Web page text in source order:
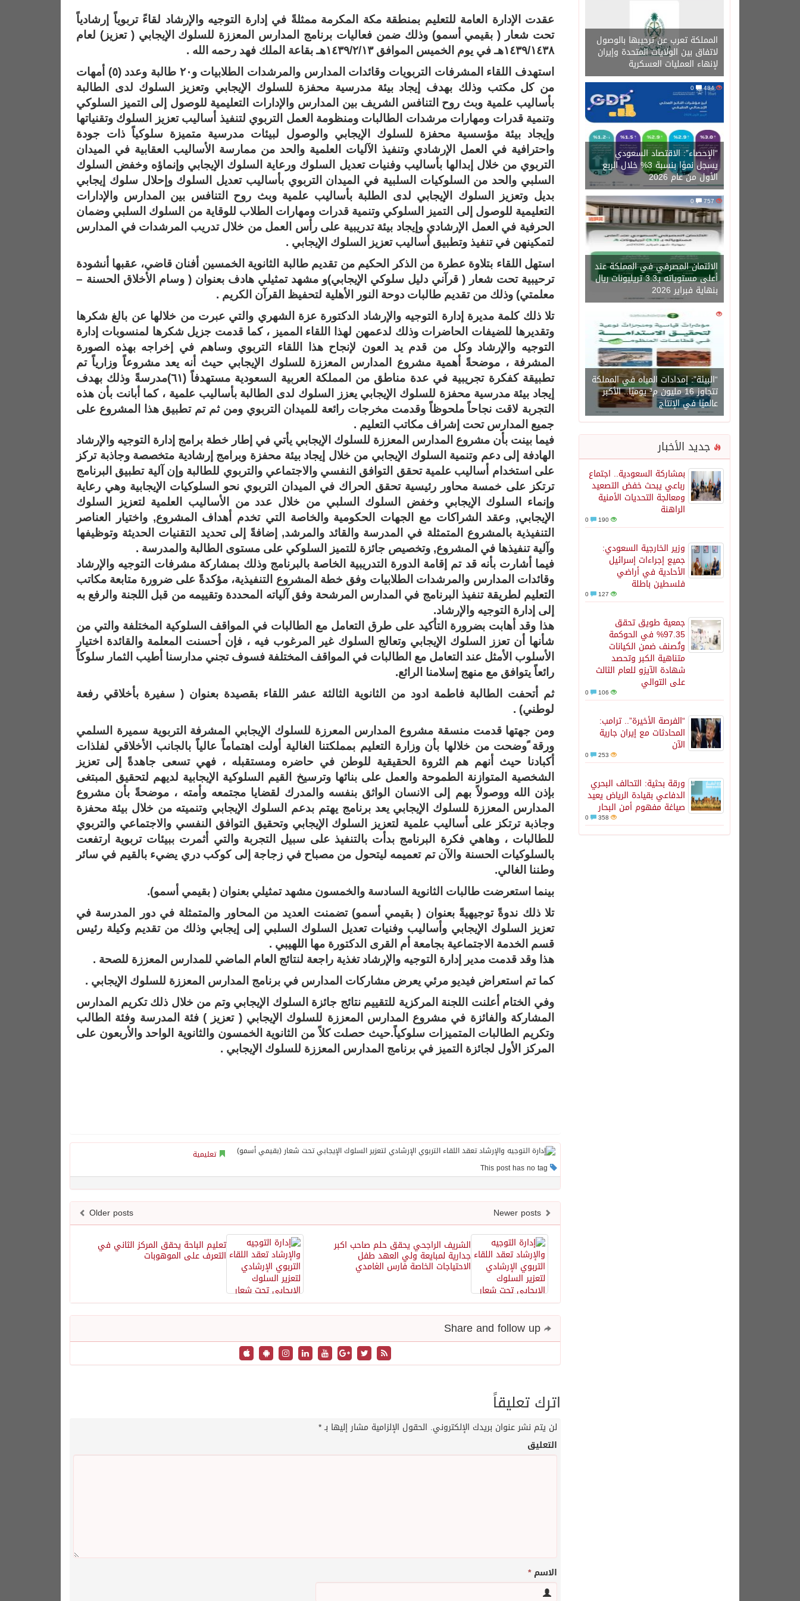
المملكة تعرب عن ترحيبها بالوصول
لاتفاق بين الولايات المتحدة وإيران
لإنهاء العمليات العسكرية
484
“الإحصاء”: الاقتصاد السعودي
يسجل نموًا بنسبة 3% خلال الربع
الأول من عام 2026
757
0
الائتمان المصرفي في المملكة عند
أعلى مستوياته بـ3.3 تريليونات ريال
بنهاية فبراير 2026
1450
“البيئة”: إمدادات المياه في المملكة
تتجاوز 16 مليون م³ يوميًا.. الأكبر
عالميًا في الإنتاج
جديد الأخبار
بمشاركة السعودية.. اجتماع
رباعي يبحث خفض التصعيد
ومعالجة التحديات الأمنية
الراهنة
190
وزير الخارجية السعودي:
جميع إجراءات إسرائيل
الأحادية في أراضي
فلسطين باطلة
127
جمعية طويق تحقق
97.35% في الحوكمة
وتُصنف ضمن الكيانات
متناهية الكبر وتحصد
شهادة الآيزو للعام الثالث
على التوالي
106
“الفرصة الأخيرة”.. ترامب:
المحادثات مع إيران جارية
الآن
253
ورقة بحثية: التحالف البحري
الدفاعي بقيادة الرياض يعيد
صياغة مفهوم أمن البحار
358
عقدت الإدارة العامة للتعليم بمنطقة مكة المكرمة ممثلةً في إدارة التوجيه والإرشاد لقاءً تربوياً إرشادياً
تحت شعار ( بقيمي أسمو) وذلك ضمن فعاليات برنامج المدارس المعززة للسلوك الإيجابي ( تعزيز) لعام
١٤٣٩/١٤٣٨هـ في يوم الخميس الموافق ١٤٣٩/٢/١٣هـ بقاعة الملك فهد رحمه الله .
استهدف اللقاء المشرفات التربويات وقائدات المدارس والمرشدات الطلابيات و٢٠ طالبة وعدد (٥) أمهات
من كل مكتب وذلك بهدف إيجاد بيئة مدرسية محفزة للسلوك الإيجابي وتعزيز السلوك لدى الطالبة
بأساليب علمية وبث روح التنافس الشريف بين المدارس والإدارات التعليمية للوصول إلى التميز السلوكي
وتنمية قدرات ومهارات مرشدات الطالبات ومنظومة العمل التربوي لتنفيذ أساليب تعزيز السلوك وتقنياتها
وإيجاد بيئة مؤسسية محفزة للسلوك الإيجابي والوصول لبيئات مدرسية متميزة سلوكياً ذات جودة
واحترافية في العمل الإرشادي وتنفيذ الآليات العلمية والحد من ممارسة الأساليب العقابية في الميدان
التربوي من خلال إبدالها بأساليب وفنيات تعديل السلوك ورعاية السلوك الإيجابي وإنماؤه وخفض السلوك
السلبي والحد من السلوكيات السلبية في الميدان التربوي بأساليب تعديل السلوك وإحلال سلوك إيجابي
بديل وتعزيز السلوك الإيجابي لدى الطلبة بأساليب علمية وبث روح التنافس بين المدارس والإدارات
التعليمية للوصول إلى التميز السلوكي وتنمية قدرات ومهارات الطلاب للوقاية من السلوك السلبي وضمان
الحرفية في العمل الإرشادي وإيجاد بيئة تدريبية على رأس العمل من خلال تدريب المرشدات في المدارس
لتمكينهن في تنفيذ وتطبيق أساليب تعزيز السلوك الإيجابي .
استهل اللقاء بتلاوة عطرة من الذكر الحكيم من تقديم طالبة الثانوية الخمسين أفنان قاضي، عقبها أنشودة
ترحيبية تحت شعار ( قرآني دليل سلوكي الإيجابي)و مشهد تمثيلي هادف بعنوان ( وسام الأخلاق الحسنة –
معلمتي) وذلك من تقديم طالبات دوحة النور الأهلية لتحفيظ القرآن الكريم .
تلا ذلك كلمة مديرة إدارة التوجيه والإرشاد الدكتورة عزة الشهري والتي عبرت من خلالها عن بالغ شكرها
وتقديرها للضيفات الحاضرات وذلك لدعمهن لهذا اللقاء المميز ، كما قدمت جزيل شكرها لمنسوبات إدارة
التوجيه والإرشاد وكل من قدم يد العون لإنجاح هذا اللقاء التربوي وساهم في إخراجه بهذه الصورة
المشرفة ، موضحةً أهمية مشروع المدارس المعززة للسلوك الإيجابي حيث أنه يعد مشروعاً وزارياً تم
تطبيقة كفكرة تجريبية في عدة مناطق من المملكة العربية السعودية مستهدفاً (٦١)مدرسةً وذلك بهدف
إيجاد بيئة مدرسية محفزة للسلوك الإيجابي يعزز السلوك لدى الطالبة بأساليب علمية ، كما أبانت بأن هذه
التجربة لاقت نجاحاً ملحوظاً وقدمت مخرجات رائعة للميدان التربوي ومن ثم تم تطبيق هذا المشروع على
جميع المدارس تحت إشراف مكاتب التعليم .
فيما بينت بأن مشروع المدارس المعززة للسلوك الإيجابي يأتي في إطار خطة برامج إدارة التوجيه والإرشاد
الهادفة إلى دعم وتنمية السلوك الإيجابي من خلال إيجاد بيئة محفزة وبرامج إرشادية متخصصة وجاذبة تركز
على استخدام أساليب علمية تحقق التوافق النفسي والاجتماعي والتربوي للطالبة وإن آلية تطبيق البرنامج
ترتكز على خمسة محاور رئيسية تحقق الحراك في الميدان التربوي نحو السلوكيات الإيجابية وهي رعاية
وإنماء السلوك الإيجابي وخفض السلوك السلبي من خلال عدد من الأساليب العلمية لتعزيز السلوك
الإيجابي, وعقد الشراكات مع الجهات الحكومية والخاصة التي تخدم أهداف المشروع, واختيار العناصر
التنفيذية بالمشروع المتمثلة في المدرسة والقائد والمرشد, إضافةً إلى تحديد التقنيات الحديثة وتوظيفها
وآلية تنفيذها في المشروع, وتخصيص جائزة للتميز السلوكي على مستوى الطالبة والمدرسة .
فيما أشارت بأنه قد تم إقامة الدورة التدريبية الخاصة بالبرنامج وذلك بمشاركة مشرفات التوجيه والإرشاد
وقائدات المدارس والمرشدات الطلابيات وفق خطة المشروع التنفيذية، مؤكدةً على ضرورة متابعة مكاتب
التعليم لطريقة تنفيذ البرنامج في المدارس المرشحة وفق آلياته المحددة وتقييمه من قبل اللجنة والرفع به
إلى إدارة التوجيه والإرشاد.
هذا وقد أهابت بضرورة التأكيد على طرق التعامل مع الطالبات في المواقف السلوكية المختلفة والتي من
شأنها أن تعزز السلوك الإيجابي وتعالج السلوك غير المرغوب فيه ، فإن أحسنت المعلمة والقائدة اختيار
الأسلوب الأمثل عند التعامل مع الطالبات في المواقف المختلفة فسوف تجني مدارسنا أطيب الثمار سلوكاً
رائعاً يتوافق مع منهج إسلامنا الرائع.
ثم أتحفت الطالبة فاطمة ادود من الثانوية الثالثة عشر اللقاء بقصيدة بعنوان ( سفيرة بأخلاقي رفعة
لوطني) .
ومن جهتها قدمت منسقة مشروع المدارس المعرزة للسلوك الإيجابي المشرفة التربوية سميرة السلمي
ورقة ًوضحت من خلالها بأن وزارة التعليم بمملكتنا الغالية أولت اهتماماً عالياً بالجانب الأخلاقي لفلذات
أكبادنا حيث أنهم هم الثروة الحقيقية للوطن في حاضره ومستقبله ، فهي تسعى جاهدةً إلى تعزيز
الشخصية المتوازنة الطموحة والعمل على بنائها وترسيخ القيم السلوكية الإيجابية لديهم لتحقيق المبتغى
بإذن الله ووصولاً بهم إلى الانسان الواثق بنفسه والمدرك لقضايا مجتمعه وأمته ، موضحةً بأن مشروع
المدارس المعززة للسلوك الإيجابي يعد برنامج يهتم بدعم السلوك الإيجابي وتنميته من خلال بيئة محفزة
وجاذبة ترتكز على أساليب علمية لتعزيز السلوك الإيجابي وتحقيق التوافق النفسي والاجتماعي والتربوي
للطالبات ، وهاهي فكرة البرنامج بدأت بالتنفيذ على سبيل التجربة والتي أثمرت ببيئات تربوية ارتفعت
بالسلوكيات الحسنة والآن تم تعميمه ليتحول من مصباح في زجاجة إلى كوكب دري يضيء بالقيم في سائر
وطننا الغالي.
بينما استعرضت طالبات الثانوية السادسة والخمسون مشهد تمثيلي بعنوان ( بقيمي أسمو).
تلا ذلك ندوةً توجيهيةً بعنوان ( بقيمي أسمو) تضمنت العديد من المحاور والمتمثلة في دور المدرسة في
تعزيز السلوك الإيجابي وأساليب وفنيات تعديل السلوك السلبي إلى إيجابي وذلك من تقديم وكيلة رئيس
قسم الخدمة الاجتماعية بجامعة أم القرى الدكتورة مها اللهيبي .
هذا وقد قدمت مدير إدارة التوجيه والإرشاد تغذية راجعة لنتائج العام الماضي للمدارس المعززة للصحة .
كما تم استعراض فيديو مرئي يعرض مشاركات المدارس في برنامج المدارس المعززة للسلوك الإيجابي .
وفي الختام أعلنت اللجنة المركزية للتقييم نتائج جائزة السلوك الإيجابي وتم من خلال ذلك تكريم المدارس
المشاركة والفائزة في مشروع المدارس المعززة للسلوك الإيجابي ( تعزيز ) فئة المدرسة وفئة الطالب
وتكريم الطالبات المتميزات سلوكياً.حيث حصلت كلاً من الثانوية الخمسون والثانوية الواحد والأربعون على
المركز الأول لجائزة التميز في برنامج المدارس المعززة للسلوك الإيجابي .
تعليمية
Older posts
تعليم الباحة يحقق المركز الثاني في
التعرف على الموهوبات
الشريف الراجحي يحقق حلم صاحب اكبر
جدارية لمبايعة ولي العهد طفل
الاحتياجات الخاصة فارس الغامدي
اترك تعليقاً
لن يتم نشر عنوان بريدك الإلكتروني. الحقول الإلزامية مشار إليها بـ*
التعليق
الاسم*